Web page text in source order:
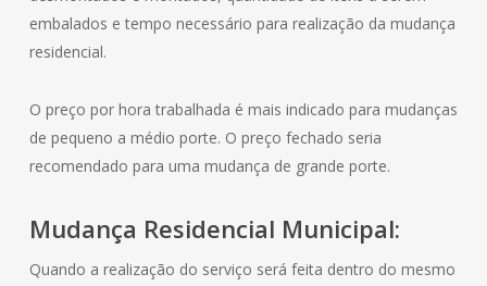
embalados e tempo necessário para realização da mudança
residencial.
O preço por hora trabalhada é mais indicado para mudanças
de pequeno a médio porte. O preço fechado seria
recomendado para uma mudança de grande porte.
Mudança Residencial Municipal:
Quando a realização do serviço será feita dentro do mesmo